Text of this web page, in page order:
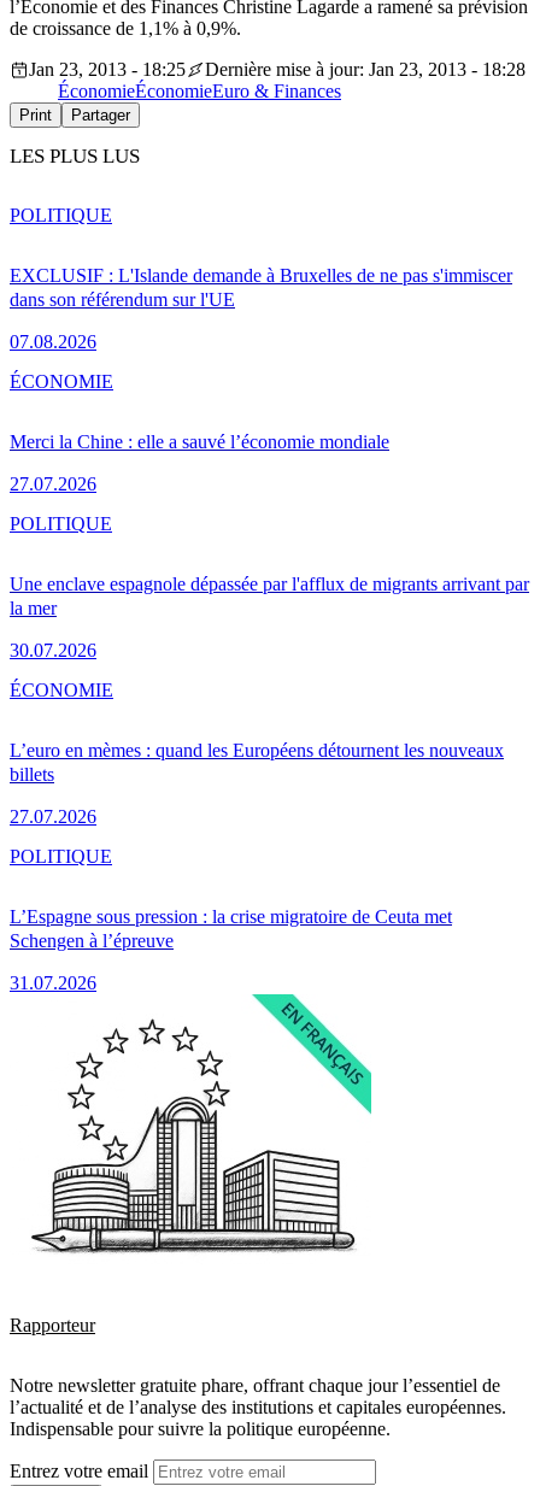
l’Economie et des Finances Christine Lagarde a ramené sa prévision
de croissance de 1,1% à 0,9%.
Jan 23, 2013 - 18:25
Dernière mise à jour: Jan 23, 2013 - 18:28
ÉconomieÉconomieEuro & Finances
Print Partager
LES PLUS LUS
EXCLUSIF : L'Islande demande à Bruxelles de ne pas s'immiscer
dans son référendum sur l'UE
07.08.2026
POLITIQUE
Merci la Chine : elle a sauvé l’économie mondiale
27.07.2026
ÉCONOMIE
Une enclave espagnole dépassée par l'afflux de migrants arrivant par
la mer
30.07.2026
POLITIQUE
L’euro en mèmes : quand les Européens détournent les nouveaux
billets
27.07.2026
ÉCONOMIE
L’Espagne sous pression : la crise migratoire de Ceuta met
Schengen à l’épreuve
31.07.2026
POLITIQUE
Rapporteur
Notre newsletter gratuite phare, offrant chaque jour l’essentiel de
l’actualité et de l’analyse des institutions et capitales européennes.
Indispensable pour suivre la politique européenne.
Entrez votre email